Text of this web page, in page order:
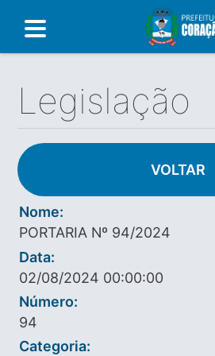
Legislação
VOLTAR
Nome:
PORTARIA Nº 94/2024
Data:
02/08/2024 00:00:00
Número:
94
Categoria: